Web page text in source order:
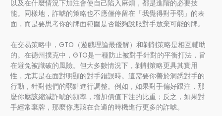
以及在什麼情況下加注會使自己陷入麻煩，都是進階的必要技
能。同樣地，詐唬的策略也不應僅停留在「我覺得對手弱」的表
面，而是要思考你的牌面範圍是否能夠說服對手放棄可能的牌。
在交易策略中，GTO（遊戲理論最優解）和剝削策略是相互輔助
的。在德州撲克中，GTO是一種防止被對手針對的平衡打法，旨
在避免被識破的風險。但大多數情況下，剝削策略更具其實用
性，尤其是在面對明顯的對手錯誤時。這需要你善於洞悉對手的
行動，針對他們的弱點進行調整。例如，如果對手偏好跟注，那
麼你應該縮減詐唬的頻率，增加價值下注的比重；反之，如果對
手經常棄牌，那麼你應該在合適的時機進行更多的詐唬。